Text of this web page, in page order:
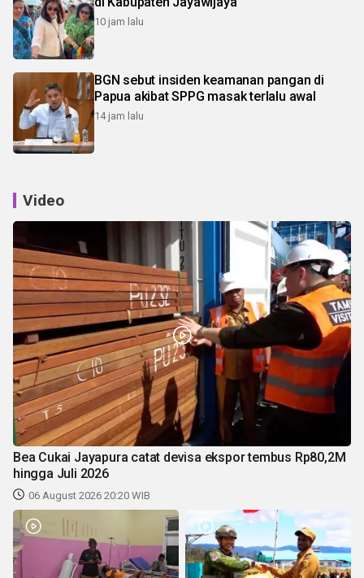
10 jam lalu
BGN sebut insiden keamanan pangan di
Papua akibat SPPG masak terlalu awal
14 jam lalu
Video
Bea Cukai Jayapura catat devisa ekspor tembus Rp80,2M
hingga Juli 2026
06 August 2026 20:20 WIB